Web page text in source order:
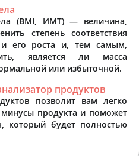
(BMI, ИМТ) — величина,
степень соответствия
его роста и, тем самым,
является ли масса
или избыточной.
продуктов
позволит вам легко
продукта и поможет
который будет полностью